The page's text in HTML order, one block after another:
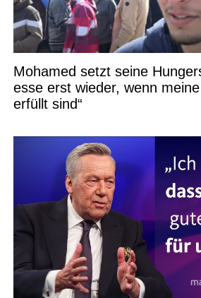
Mohamed setzt seine
esse erst wieder, wenn
erfüllt sind“